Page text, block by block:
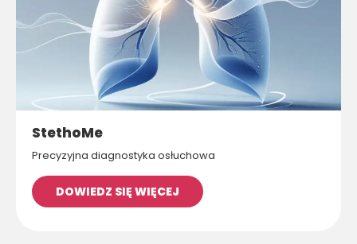
StethoMe
Precyzyjna diagnostyka osłuchowa
DOWIEDZ SIĘ WIĘCEJ